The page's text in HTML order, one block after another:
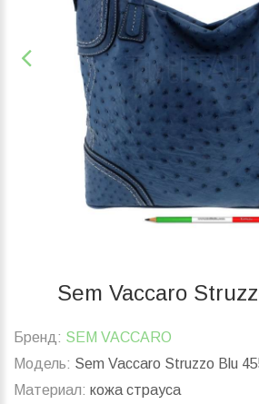
Sem Vaccaro
Бренд: SEM VACCARO
Модель: Sem Vaccaro Struzzo Blu
Материал: кожа страуса